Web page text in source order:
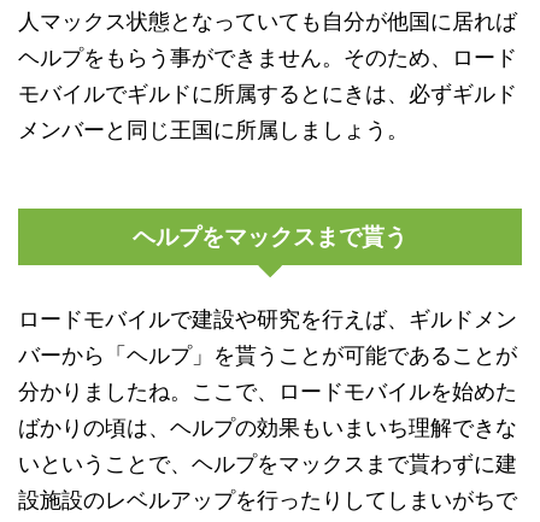
人マックス状態となっていても自分が他国に居れば
ヘルプをもらう事ができません。そのため、ロード
モバイルでギルドに所属するとにきは、必ずギルド
メンバーと同じ王国に所属しましょう。
ヘルプをマックスまで貰う
ロードモバイルで建設や研究を行えば、ギルドメン
バーから「ヘルプ」を貰うことが可能であることが
分かりましたね。ここで、ロードモバイルを始めた
ばかりの頃は、ヘルプの効果もいまいち理解できな
いということで、ヘルプをマックスまで貰わずに建
設施設のレベルアップを行ったりしてしまいがちで